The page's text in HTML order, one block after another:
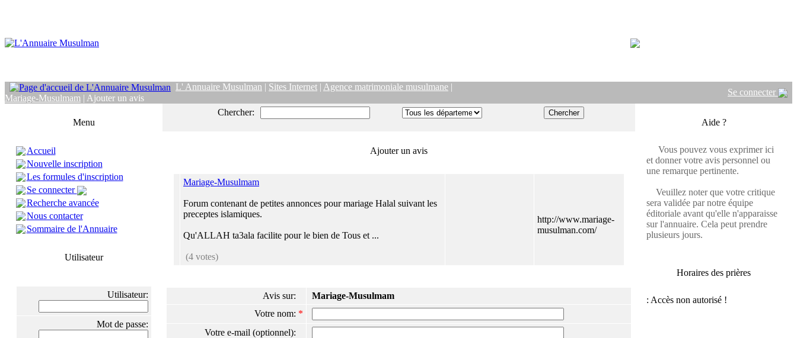
L' Annuaire Musulman | Sites Internet | Agence matrimoniale musulmane |
Mariage-Musulmam | Ajouter un avis
Se connecter
Menu
Accueil
Nouvelle inscription
Les formules d'inscription
Se connecter
Recherche avancée
Nous contacter
Sommaire de l'Annuaire
Utilisateur
Utilisateur:
Mot de passe:
Chercher:
Ajouter un avis
Mariage-Musulmam
Forum contenant de petites annonces pour mariage Halal suivant les
preceptes islamiques.
Qu'ALLAH ta3ala facilite pour le bien de Tous et ...
(4 votes)
http://www.mariage-
musulman.com/
Avis sur:
Mariage-Musulmam
Votre nom: *
Votre e-mail (optionnel):
Aide ?
Vous pouvez vous exprimer ici
et donner votre avis personnel ou
une remarque pertinente.
Veuillez noter que votre critique
sera validée par notre équipe
éditoriale avant qu'elle n'apparaisse
sur l'annuaire. Cela peut prendre
plusieurs jours.
Horaires des prières